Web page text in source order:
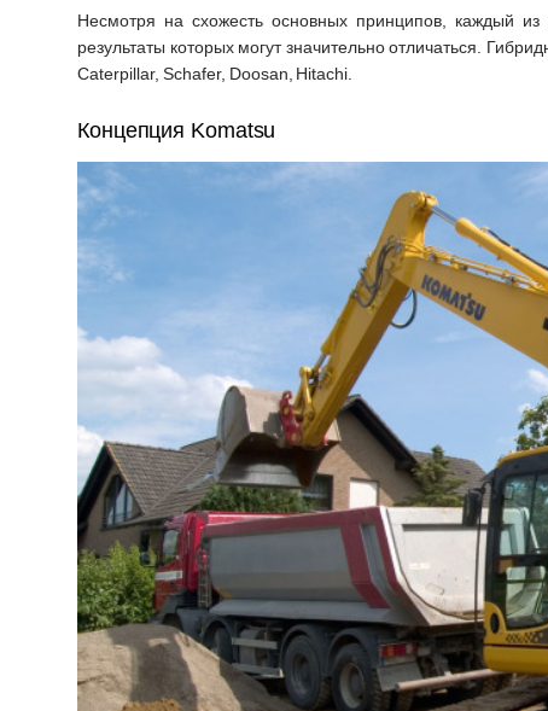
Несмотря на схожесть основных принципов, каждый из
результаты которых могут значительно отличаться.
Caterpillar, Schafer, Dооsаn, Hitachi.
Концепция Komatsu